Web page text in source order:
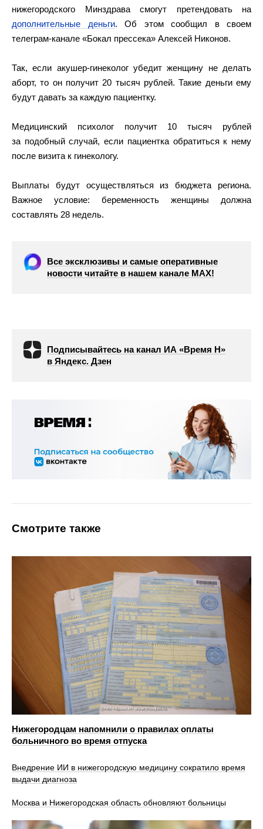
нижегородского Минздрава смогут претендовать на
дополнительные деньги. Об этом сообщил в своем
телеграм-канале «Бокал прессека» Алексей Никонов.
Так, если акушер-гинеколог убедит женщину не делать
аборт, то он получит 20 тысяч рублей. Такие деньги ему
будут давать за каждую пациентку.
Медицинский психолог получит 10 тысяч рублей
за подобный случай, если пациентка обратиться к нему
после визита к гинекологу.
Выплаты будут осуществляться из бюджета региона.
Важное условие: беременность женщины должна
составлять 28 недель.
Все эксклюзивы и самые оперативные
новости читайте в нашем канале МАХ!
Подписывайтесь на канал ИА «Время Н»
в Яндекс. Дзен
Смотрите также
Нижегородцам напомнили о правилах оплаты
больничного во время отпуска
Внедрение ИИ в нижегородскую медицину сократило время
выдачи диагноза
Москва и Нижегородская область обновляют больницы